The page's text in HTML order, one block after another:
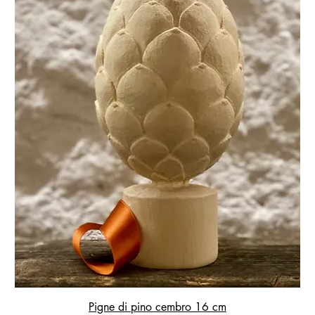
Pigne di pino cembro 16 cm